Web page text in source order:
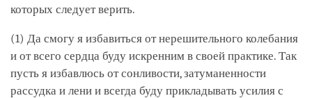
которых следует верить.
(1) Да смогу я избавиться от нерешительного колебания
и от всего сердца буду искренним в своей практике. Так
пусть я избавлюсь от сонливости, затуманенности
рассудка и лени и всегда буду прикладывать усилия с